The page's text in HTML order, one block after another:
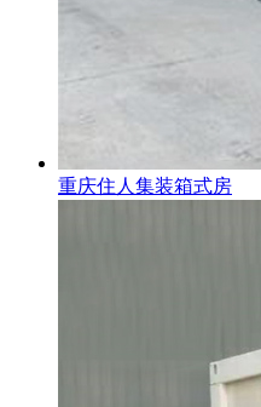
重庆住人集装箱式房